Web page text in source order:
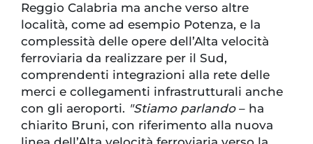
Reggio Calabria ma anche verso altre
località, come ad esempio Potenza, e la
complessità delle opere dell’Alta velocità
ferroviaria da realizzare per il Sud,
comprendenti integrazioni alla rete delle
merci e collegamenti infrastrutturali anche
con gli aeroporti. "Stiamo parlando– ha
chiarito Bruni, con riferimento alla nuova